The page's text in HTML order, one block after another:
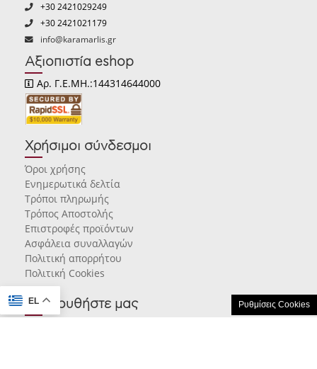
EL Ρυθμίσεις Cookies
+30 2421029249
+30 2421021179
info@karamarlis.gr
Αξιοπιστία eshop
Αρ. Γ.Ε.ΜΗ.:144314644000
Χρήσιμοι σύνδεσμοι
Όροι χρήσης
Ενημερωτικά δελτία
Τρόποι πληρωμής
Τρόπος Αποστολής
Επιστροφές προϊόντων
Ασφάλεια συναλλαγών
Πολιτική απορρήτου
Πολιτική Cookies
Ακολουθήστε μας